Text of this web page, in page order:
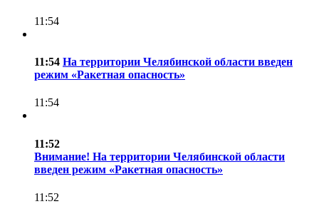
11:54
11:54 На территории Челябинской области введен
режим «Ракетная опасность»
11:54
11:52
Внимание! На территории Челябинской области
введен режим «Ракетная опасность»
11:52